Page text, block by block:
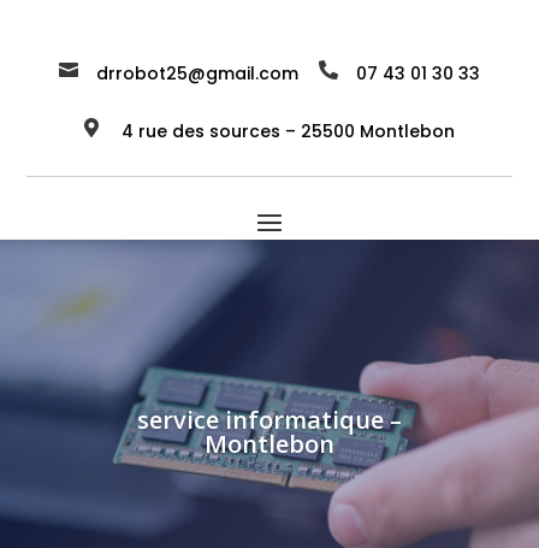
 drrobot25@gmail.com  07 43 01 30 33
 4 rue des sources – 25500 Montlebon
service informatique –
Montlebon